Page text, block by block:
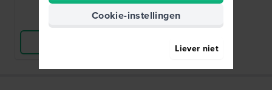
Vergelijk
Cookie-instellingen
Liever niet